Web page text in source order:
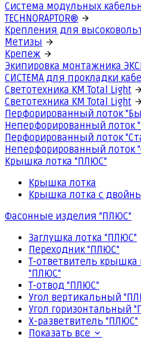
Система модульных
TECHNORAPTOR®
Крепления для
Метизы
Крепеж
Экипировка монтажника
СИСТЕМА для прокладки
Светотехника КМ Total Light
Светотехника КМ Total Light
Перфорированный лоток
Неперфорированный
Перфорированный лоток
Неперфорированный лоток
Крышка лотка "ПЛЮС"
Крышка лотка
Крышка лотка с
Фасонные изделия "ПЛЮС"
Заглушка лотка "ПЛЮС"
Переходник "ПЛЮС"
Т-ответвитель
"ПЛЮС"
Т-отвод "ПЛЮС"
Угол вертикальный
Угол горизонтальный
Х-разветвитель "ПЛЮС"
Показать все